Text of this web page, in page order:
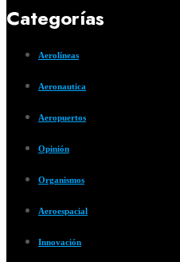
Categorías
Aerolíneas
Aeronautica
Aeropuertos
Opinión
Organismos
Aeroespacial
Innovación